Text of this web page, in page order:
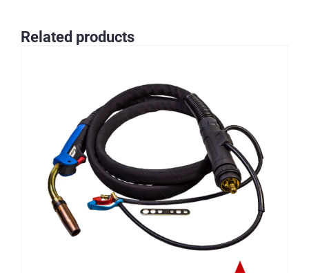
Related products